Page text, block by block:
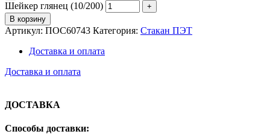
Шейкер глянец (10/200)
В корзину
Артикул: ПОС60743 Категория: Стакан ПЭТ
Доставка и оплата
Доставка и оплата
ДОСТАВКА
Способы доставки: